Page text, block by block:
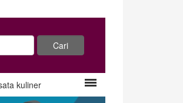
kuliner